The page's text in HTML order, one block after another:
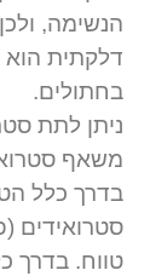
הנשימה,
דלקתית הוא
בחתולים.
ניתן לתת
משאף
בדרך כלל
סטרואידים
טווח. בדרך